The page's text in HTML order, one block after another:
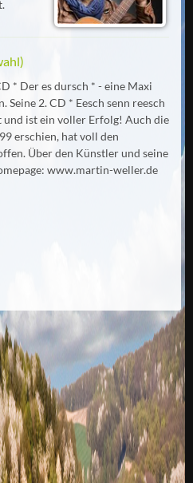
* Der es dursch * - eine Maxi
2. CD * Eesch senn reesch
und ist ein voller Erfolg! Auch die
erschien, hat voll den
Über den Künstler und seine
www.martin-weller.de